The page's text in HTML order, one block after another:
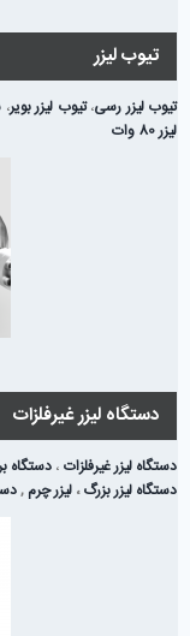
تیوب لیزر
تیوب لیزر رسی،تیوب لیزر بویر،
لیزر 80 وات
دستگاه لیزر غیرفلزات
دستگاه لیزر غیرفلزات ، دستگاه
دستگاه لیزر بزرگ، لیزر چرم ,